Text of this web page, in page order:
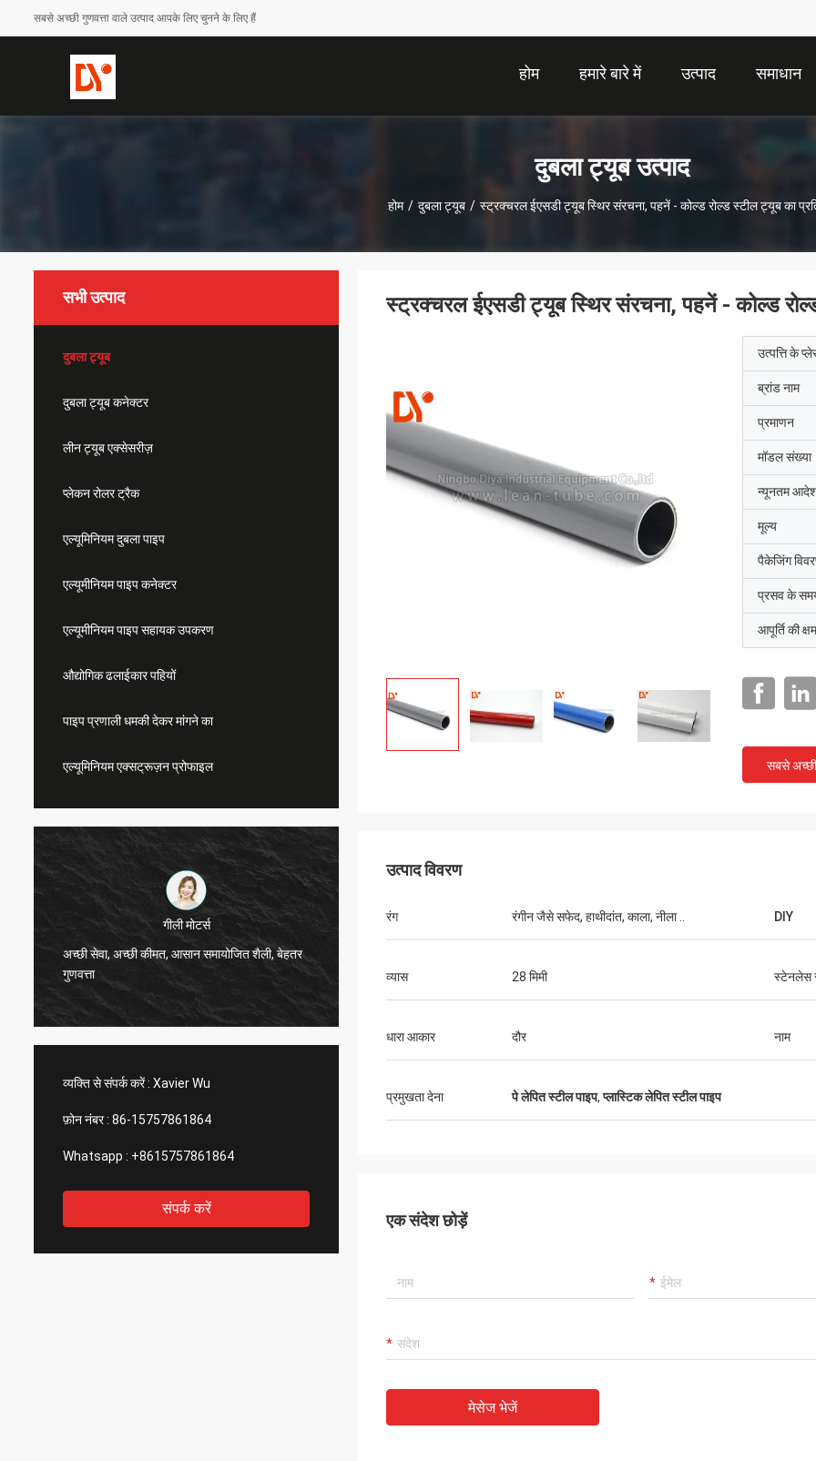
सबसे अच्छी गुणवत्ता वाले उत्पाद आपके लिए चुनने के लिए हैं
होम हमारे बारे में उत्पाद समाधान
दुबला ट्यूब उत्पाद
होम / दुबला ट्यूब / स्ट्रक्चरल ईएसडी ट्यूब स्थिर संरचना, पहनें - कोल्ड रोल्ड स्टील ट्यूब का
सभी उत्पाद
दुबला ट्यूब
दुबला ट्यूब कनेक्टर
लीन ट्यूब एक्सेसरीज़
प्लेकन रोलर ट्रैक
एल्यूमिनियम दुबला पाइप
एल्यूमीनियम पाइप कनेक्टर
एल्यूमीनियम पाइप सहायक उपकरण
औद्योगिक ढलाईकार पहियों
पाइप प्रणाली धमकी देकर मांगने का
एल्यूमिनियम एक्सट्रूज़न प्रोफाइल
Thinh वियतनाम
हाय, जॉनसन, कृपया 12000 मीटर 2808 दुबला ट्यूब,
हाथीदांत रंग की व्यवस्था करें।
हूवेई दूरसंचार
तेज और गर्म सेवा कंपनी है
व्यक्ति से संपर्क करें : Xavier Wu
फ़ोन नंबर : 86-15757861864
Whatsapp : +8615757861864
संपर्क करें
स्ट्रक्चरल ईएसडी ट्यूब स्थिर संरचना, पहनें - कोल्ड
उत्पत्ति के
ब्रांड नाम
प्रमाणन
मॉडल संख्या
न्यूनतम आदेश
मूल्य
पैकेजिंग
प्रसव के
आपूर्ति की
सबसे
उत्पाद विवरण
रंग रंगीन जैसे सफेद, हाथीदांत, काला, नीला .. DIY
व्यास 28 मिमी स्टेनलेस
धारा आकार दौर नाम
प्रमुखता देना पे लेपित स्टील पाइप,प्लास्टिक लेपित स्टील पाइप
एक संदेश छोड़ें
मेसेज भेजें